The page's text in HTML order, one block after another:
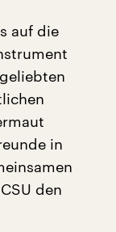
auf die
in
den